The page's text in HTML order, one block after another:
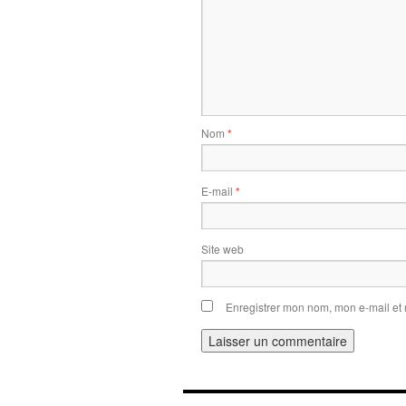
Nom *
E-mail *
Site web
Enregistrer mon nom, mon e-mail